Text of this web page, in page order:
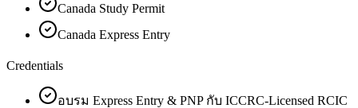
Canada Study Permit
Canada Express Entry
Credentials
อบรม Express Entry & PNP กับ ICCRC-Licensed RCIC